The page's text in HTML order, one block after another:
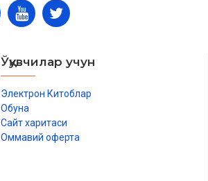
Ўқувчилар учун
Электрон Китоблар
Обуна
Сайт харитаси
Оммавий оферта